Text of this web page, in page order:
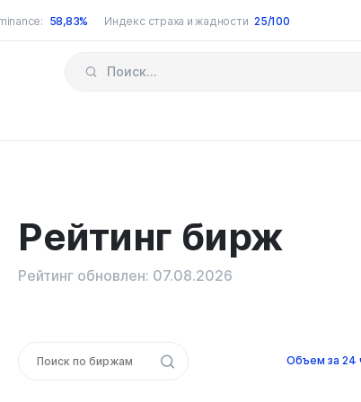
58,83% Индекс страха и жадности 25/100
Рейтинг бирж
Рейтинг обновлен: 07.08.2026
Объем за 24